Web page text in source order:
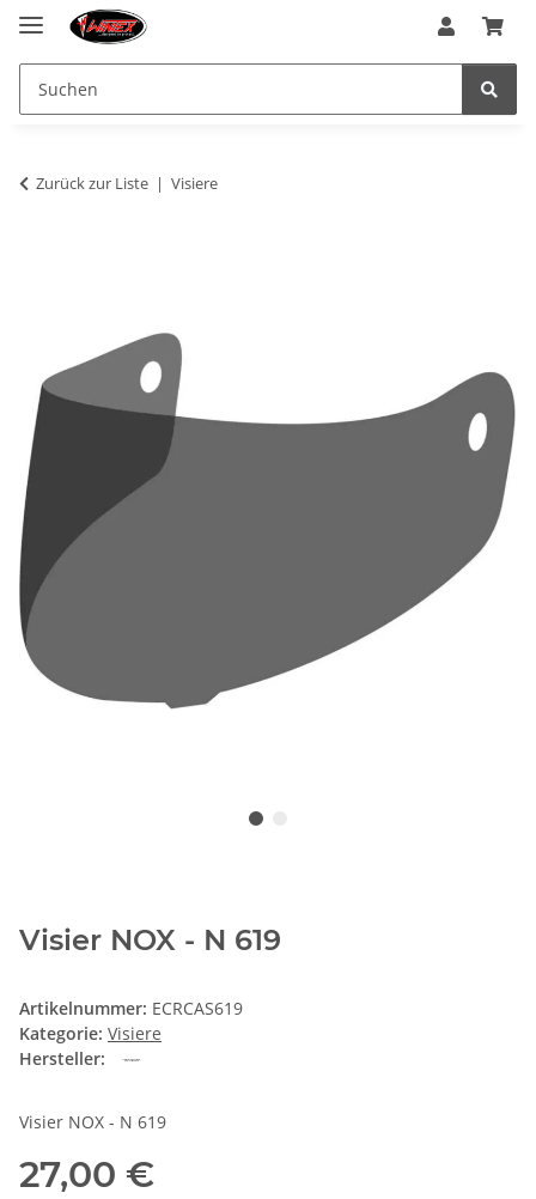
Zurück zur Liste Visiere
Visier NOX - N 619
Artikelnummer: ECRCAS619
Kategorie: Visiere
Hersteller:
Visier NOX - N 619
27,00 €